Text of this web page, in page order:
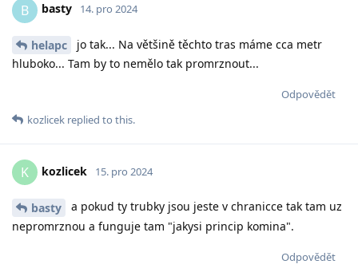
B basty 14. pro 2024
helapc
jo tak... Na většině těchto tras máme cca metr
hluboko... Tam by to nemělo tak promrznout...
Odpovědět
kozlicek replied to this.
K kozlicek 15. pro 2024
basty
a pokud ty trubky jsou jeste v chranicce tak tam uz
nepromrznou a funguje tam "jakysi princip komina".
Odpovědět